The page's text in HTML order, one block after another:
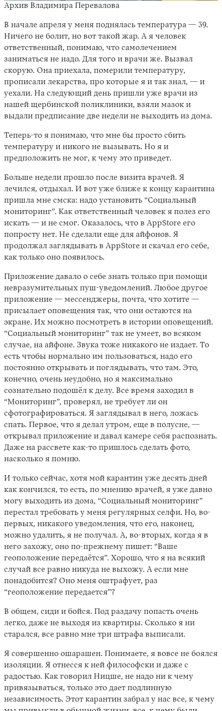
Архив Владимира Перевалова
В начале апреля у меня поднялась температура — 39.
Ничего не болит, но вот такой жар. А я человек
ответственный, понимаю, что самолечением
заниматься не надо. Для того и врачи же. Вызвал
скорую. Она приехала, померили температуру,
прописали лекарства, про которые я и так знал, — и
уехали. На следующий день пришли уже врачи из
нашей щербинской поликлиники, взяли мазок и
выдали предписание две недели не выходить из дома.
Теперь-то я понимаю, что мне бы просто сбить
температуру и никого не вызывать. Но я и
предположить не мог, к чему это приведет.
Больше недели прошло после визита врачей. Я
лечился, отдыхал. И вот уже ближе к концу карантина
пришла мне смска: надо установить “Социальный
мониторинг”. Как ответственный человек я полез его
искать — и не смог. Оказалось, что в AppStore его
попросту нет. Не сделали еще для айфонов. Я
продолжал заглядывать в AppStore и скачал его себе,
как только оно появилось.
Приложение давало о себе знать только при помощи
невразумительных пуш-уведомлений. Любое другое
приложение — мессенджеры, почта, что хотите —
присылает оповещения так, что они остаются на
экране. Их можно посмотреть в истории оповещений.
“Социальный мониторинг” так не умеет, во всяком
случае, на айфоне. Звука тоже никакого не издает. То
есть чтобы нормально им пользоваться, надо его
постоянно открывать и поглядывать, что там. Это,
конечно, очень неудобно, но я максимально
сознательно подошёл к делу. Все время заходил в
“Мониторинг”, проверял, не требует ли он
сфотографироваться. Я заглядывал в него, ложась
спать. Первое, что я делал утром, еще в полусне, —
открывал приложение и давал камере себя распознать.
Даже на рассвете как-то пришлось сделать фото,
насколько я помню.
И только сейчас, хотя мой карантин уже десять дней
как кончился, то есть, по мнению врачей, я уже давно
могу выходить из дома, “Социальный мониторинг”
перестал требовать у меня регулярных селфи. Но, во-
первых, никакого уведомления, что его, наконец,
можно удалить, я не получал. А, во-вторых, когда я в
него захожу, оно по-прежнему пишет: “Ваше
геоположение передаётся”. Хорошо, что я на всякий
случай все равно никуда не выхожу. А если мне
понадобится? Оно меня оштрафует, раз
“геоположение передается”?
В общем, сиди и бойся. Под раздачу попасть очень
легко, даже не выходя из квартиры. Сколько я ни
старался, все равно мне три штрафа выписали.
Я совершенно ошарашен. Понимаете, я вовсе не боялся
изоляции. Я отнесся к ней философски и даже с
радостью. Как говорил Ницше, не надо ни к чему
привязываться, только это дает подлинную
независимость. Этот карантин забрал у нас все, к чему